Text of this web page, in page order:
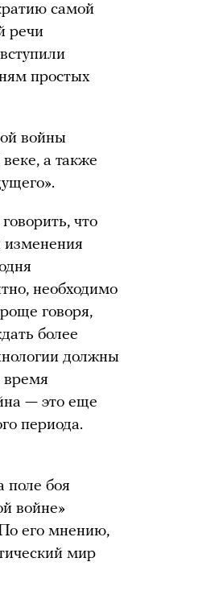
самой
речи
простых
войны
а также
что
изменения
необходимо
говоря,
более
должны
время
— это еще
периода.
поле боя
войне»
По его мнению,
мир